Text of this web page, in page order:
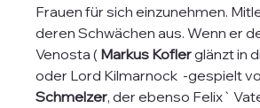
Frauen für sich einzunehmen.
deren Schwächen aus. Wenn er
Venosta ( Markus Kofler glänzt in
oder Lord Kilmarnock  -gespielt
Schmelzer, der ebenso Felix`